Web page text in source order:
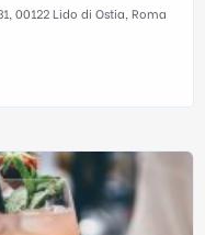
00122 Lido di Ostia, Roma